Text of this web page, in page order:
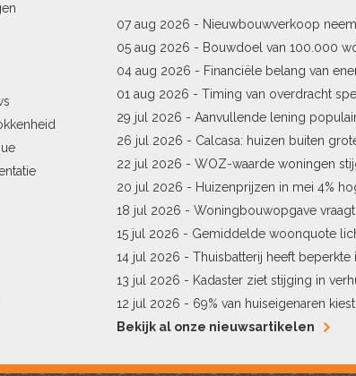
07 aug 2026 - Nieuwbouwverkoop
stijgt
05 aug 2026 - Bouwdoel van 100.000
04 aug 2026 - Financiële belang van
01 aug 2026 - Timing van overdracht
29 jul 2026 - Aanvullende lening
26 jul 2026 - Calcasa: huizen buiten
22 jul 2026 - WOZ-waarde woningen
Pekela
20 jul 2026 - Huizenprijzen in mei 4%
18 jul 2026 - Woningbouwopgave
15 jul 2026 - Gemiddelde woonquote
14 jul 2026 - Thuisbatterij heeft
13 jul 2026 - Kadaster ziet stijging in
12 jul 2026 - 69% van huiseigenaren
hypotheekaflossing
Bekijk al onze nieuwsartikelen